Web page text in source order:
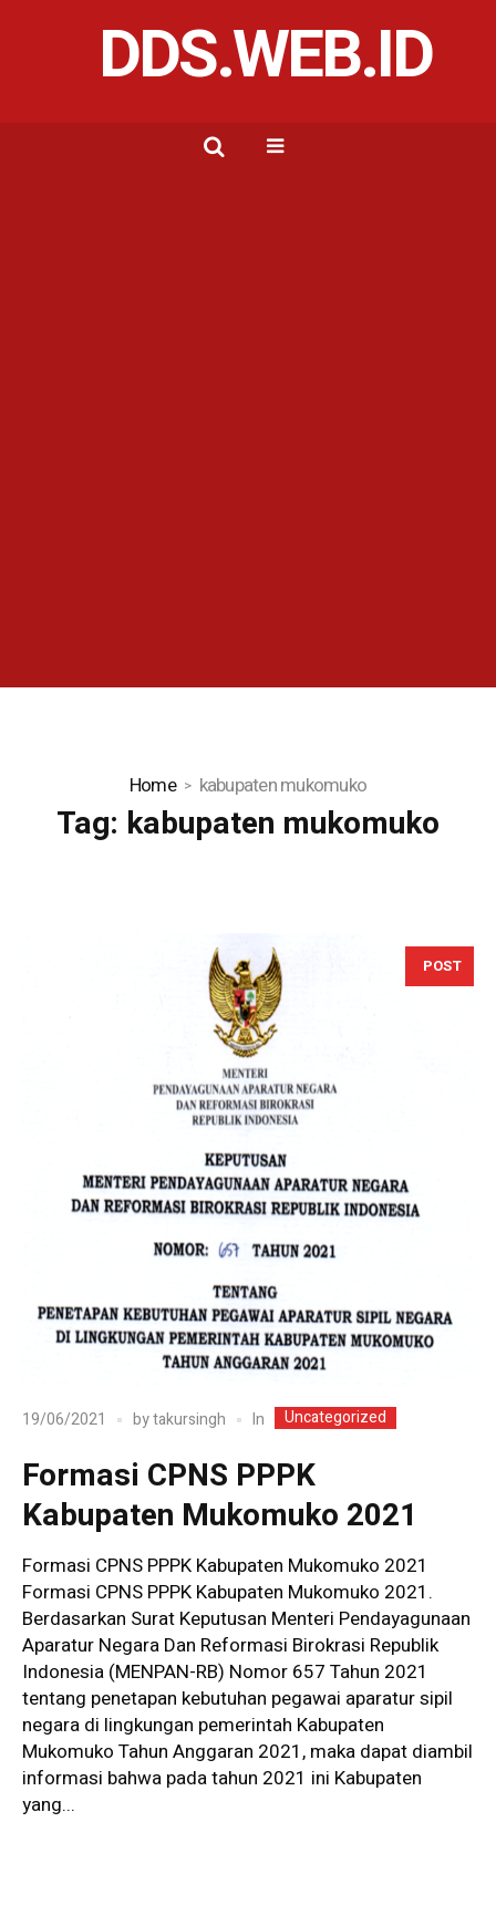
DDS.WEB.ID
Home kabupaten mukomuko
Tag: kabupaten mukomuko
POST
19/06/2021 bytakursingh In Uncategorized
Formasi CPNS PPPK
Kabupaten Mukomuko 2021
Formasi CPNS PPPK Kabupaten Mukomuko 2021
Formasi CPNS PPPK Kabupaten Mukomuko 2021.
Berdasarkan Surat Keputusan Menteri Pendayagunaan
Aparatur Negara Dan Reformasi Birokrasi Republik
Indonesia (MENPAN-RB) Nomor 657 Tahun 2021
tentang penetapan kebutuhan pegawai aparatur sipil
negara di lingkungan pemerintah Kabupaten
Mukomuko Tahun Anggaran 2021, maka dapat diambil
informasi bahwa pada tahun 2021 ini Kabupaten
yang...